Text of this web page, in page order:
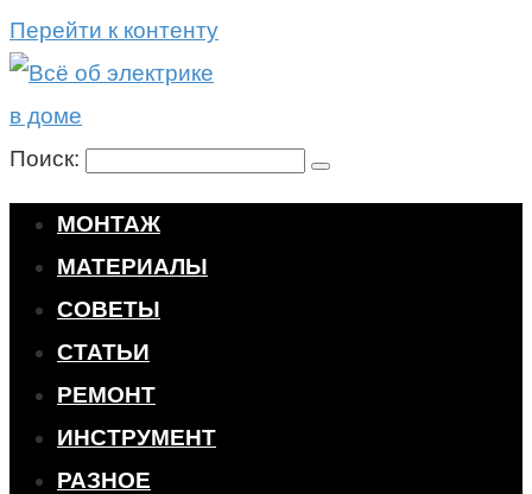
Перейти к контенту
Поиск:
МОНТАЖ
МАТЕРИАЛЫ
СОВЕТЫ
СТАТЬИ
РЕМОНТ
ИНСТРУМЕНТ
РАЗНОЕ